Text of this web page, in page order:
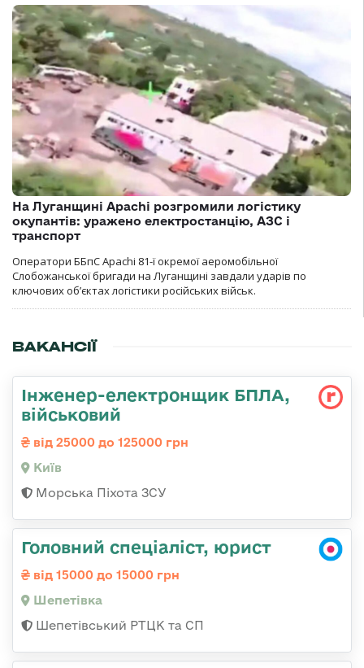
На Луганщині Apachi розгромили логістику
окупантів: уражено електростанцію, АЗС і
транспорт
Оператори ББпС Apachi 81-ї окремої аеромобільної
Слобожанської бригади на Луганщині завдали ударів по
ключових об’єктах логістики російських військ.
ВАКАНСІЇ
Інженер-електронщик БПЛА,
військовий
від 25000 до 125000 грн
Київ
Морська Піхота ЗСУ
Головний спеціаліст, юрист
від 15000 до 15000 грн
Шепетівка
Шепетівський РТЦК та СП